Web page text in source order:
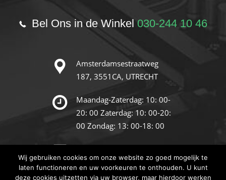
Bel Ons in de Winkel 030-244 10 46
Amsterdamsestraatweg
187, 3551CA, UTRECHT
Maandag-Zaterdag: 10: 00-
20: 00 Zaterdag: 10: 00-20:
00 Zondag: 13: 00-18: 00
Wij gebruiken cookies om onze website zo goed mogelijk te
laten functioneren en uw voorkeuren te onthouden. U kunt
deze cookies uitzetten via uw browser, maar hierdoor werken